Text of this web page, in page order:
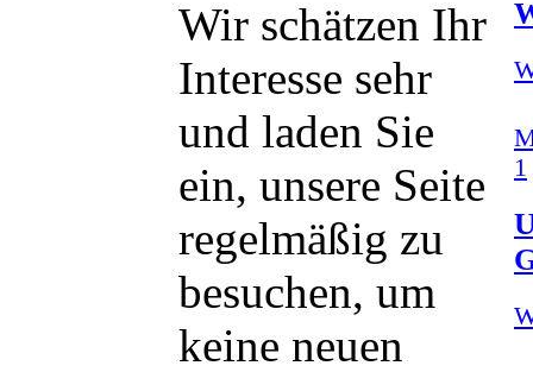
1
Wir schätzen Ihr
Interesse sehr
und laden Sie
ein, unsere Seite
regelmäßig zu
besuchen, um
keine neuen